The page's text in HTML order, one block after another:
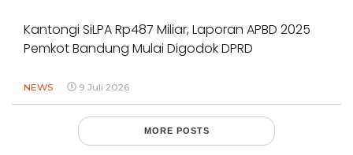
Kantongi SiLPA Rp487 Miliar, Laporan APBD 2025
Pemkot Bandung Mulai Digodok DPRD
NEWS 9 Juli 2026
MORE POSTS